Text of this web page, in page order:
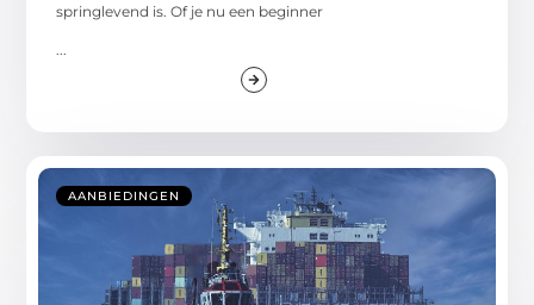
springlevend is. Of je nu een beginner
...
AANBIEDINGEN